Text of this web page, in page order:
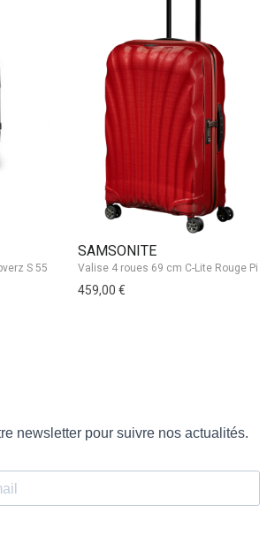
SAMSONITE
459,00 €